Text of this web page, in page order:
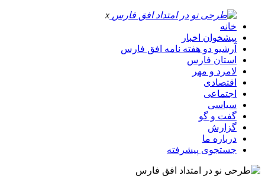
x
خانه
پیشخوان اخبار
آرشیو دو هفته نامه افق فارس
استان فارس
لامرد و مهر
اقتصادی
اجتماعی
سیاسی
گفت و گو
گزارش
درباره ما
جستجوی پیشرفته